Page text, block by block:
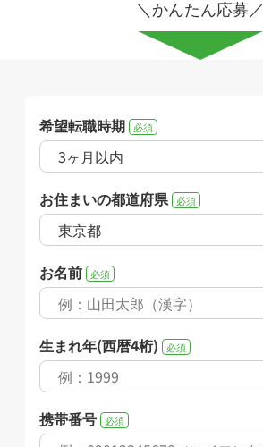
＼かんたん応募／
希望転職時期 必須
お住まいの都道府県 必須
お名前 必須
生まれ年(西暦4桁) 必須
携帯番号 必須